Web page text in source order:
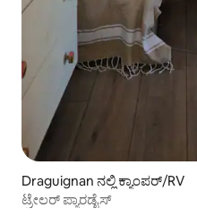
Draguignan ನಲ್ಲಿ ಕ್ಯಾಂಪರ್/RV
ಟ್ರೇಲರ್ ಪ್ಯಾರಡೈಸ್